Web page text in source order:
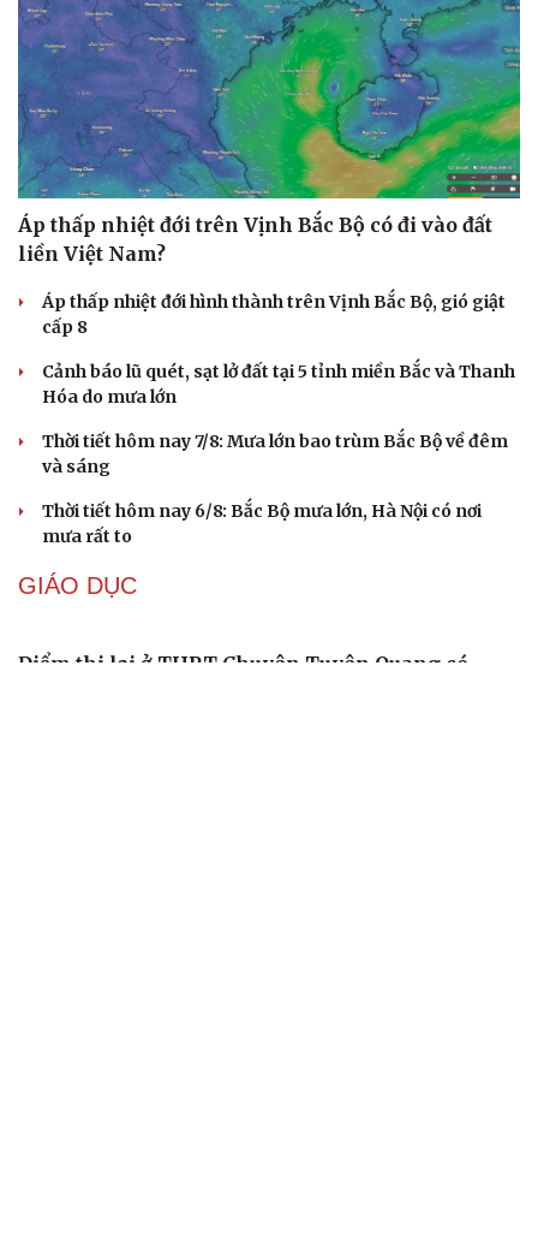
Áp thấp nhiệt đới trên Vịnh Bắc Bộ có đi vào đất
liền Việt Nam?
Áp thấp nhiệt đới hình thành trên Vịnh Bắc Bộ, gió giật
cấp 8
Cảnh báo lũ quét, sạt lở đất tại 5 tỉnh miền Bắc và Thanh
Hóa do mưa lớn
Thời tiết hôm nay 7/8: Mưa lớn bao trùm Bắc Bộ về đêm
và sáng
Thời tiết hôm nay 6/8: Bắc Bộ mưa lớn, Hà Nội có nơi
mưa rất to
GIÁO DỤC